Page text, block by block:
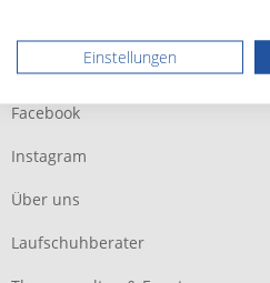
Informationen
Facebook
Instagram
Über uns
Laufschuhberater
Einstellungen